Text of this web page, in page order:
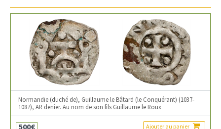
Normandie (duché de), Guillaume le Bâtard (le Conquérant) (1037-
1087), AR denier. Au nom de son fils Guillaume le Roux
500€ Ajouter au panier